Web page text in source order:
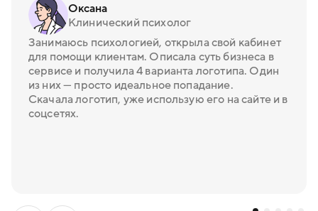
Оксана
Клинический психолог
Занимаюсь психологией, открыла свой кабинет
для помощи клиентам. Описала суть бизнеса в
сервисе и получила 4 варианта логотипа. Один
из них — просто идеальное попадание.
Скачала логотип, уже использую его на сайте и в
соцсетях.